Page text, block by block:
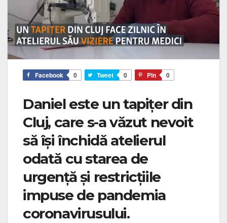
Facebook 0 Tweet 0 Pin 0
Daniel este un tapițer din
Cluj, care s-a văzut nevoit
să își închidă atelierul
odată cu starea de
urgență și restricțiile
impuse de pandemia
coronavirusului.